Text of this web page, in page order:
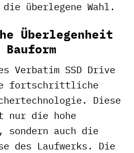
die überlegene Wahl.
Überlegenheit
Verbatim SSD Drive
fortschrittliche
Diese
nur die hohe
sondern auch die
des Laufwerks. Die